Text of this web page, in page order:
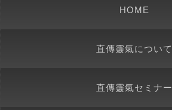
HOME
直傳靈氣について
直傳靈氣セミナー